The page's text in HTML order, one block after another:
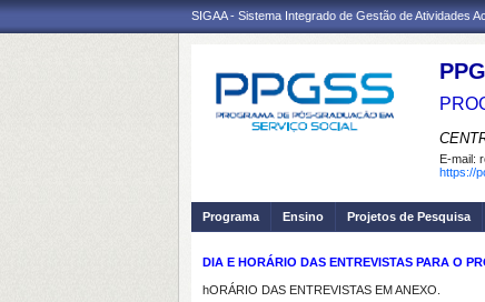
SIGAA - Sistema Integrado de Gestão de Atividades
E-mail:
https://
Programa Ensino Projetos de Pesquisa
DIA E HORÁRIO DAS ENTREVISTAS PARA O
hORÁRIO DAS ENTREVISTAS EM ANEXO.